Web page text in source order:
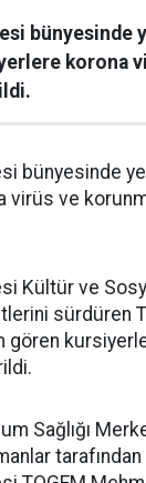
bünyesinde
korona
bünyesinde
virüs ve
Kültür ve
sürdüren
gören
Sağlığı